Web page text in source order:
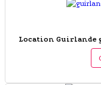
Location Guirlande